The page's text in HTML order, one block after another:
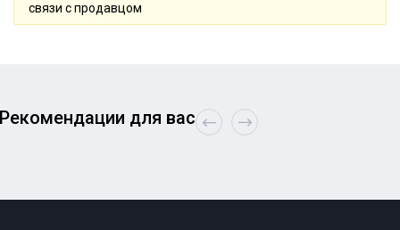
связи с продавцом
Рекомендации для вас